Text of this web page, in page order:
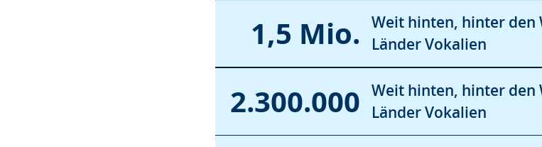
1,5 Mio.
Weit hinten, hinter
Länder Vokalien
2.300.000
Weit hinten, hinter
Länder Vokalien